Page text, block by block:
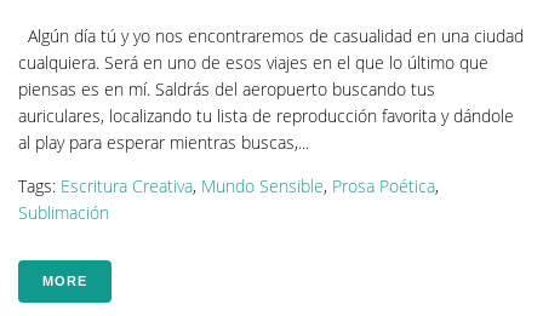
Algún día tú y yo nos encontraremos de casualidad en una ciudad
cualquiera. Será en uno de esos viajes en el que lo último que
piensas es en mí. Saldrás del aeropuerto buscando tus
auriculares, localizando tu lista de reproducción favorita y dándole
al play para esperar mientras buscas,...
Tags: Escritura Creativa, Mundo Sensible, Prosa Poética,
Sublimación
MORE